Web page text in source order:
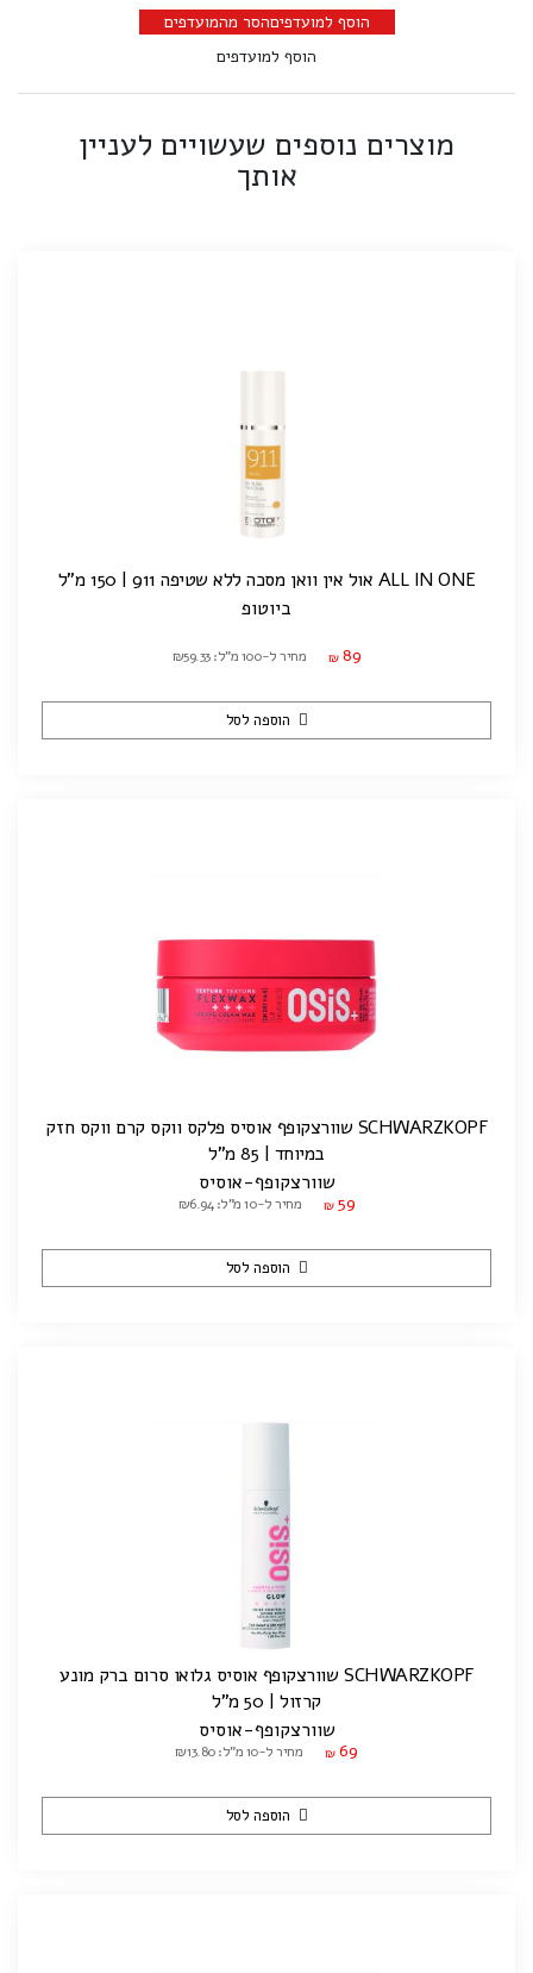
הוסף למועדפיםהסר מהמועדפים
הוסף למועדפים
מוצרים נוספים שעשויים לעניין
אותך
ALL IN ONE אול אין וואן מסכה ללא שטיפה 911 | 150 מ"ל
ביוטופ
₪ 89 מחיר ל-100 מ"ל: ₪59.33
הוספה לסל
SCHWARZKOPF שוורצקופף אוסיס פלקס ווקס קרם ווקס חזק
במיוחד | 85 מ"ל
שוורצקופף-אוסיס
₪ 59 מחיר ל-10 מ"ל: ₪6.94
הוספה לסל
SCHWARZKOPF שוורצקופף אוסיס גלואו סרום ברק מונע
קרזול | 50 מ"ל
שוורצקופף-אוסיס
₪ 69 מחיר ל-10 מ"ל: ₪13.80
הוספה לסל